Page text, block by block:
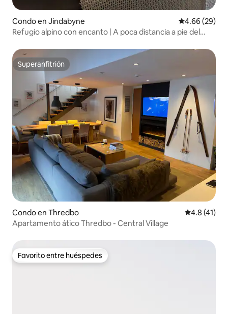
Condo en Jindabyne Calificación
4.66 (29)
Refugio alpino con encanto | A poca distancia a pie del
Superanfitrión
Superanfitrión
Condo en Thredbo Calificación
4.8 (41)
Apartamento ático Thredbo - Central Village
Favorito entre huéspedes
Favorito entre huéspedes